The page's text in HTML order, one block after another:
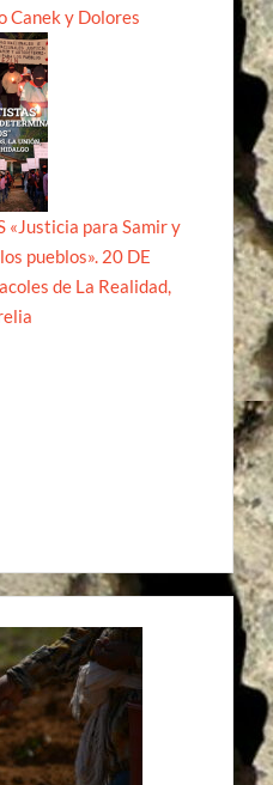
Canek y Dolores
«Justicia para Samir y
pueblos». 20 DE
de La Realidad,